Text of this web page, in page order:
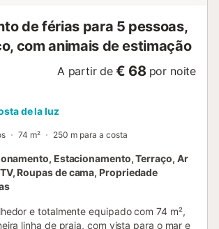
O sistema de alarme só é ativado
vazia. Os anfitriões oferecem...
de férias para 5 pessoas,
com animais de estimação
A partir de € 68 por noite
de la luz
74 m² 250 m para a costa
Estacionamento, Terraço, Ar
Roupas de cama, Propriedade
e totalmente equipado com 74 m²,
linha de praia, com vista para o mar e